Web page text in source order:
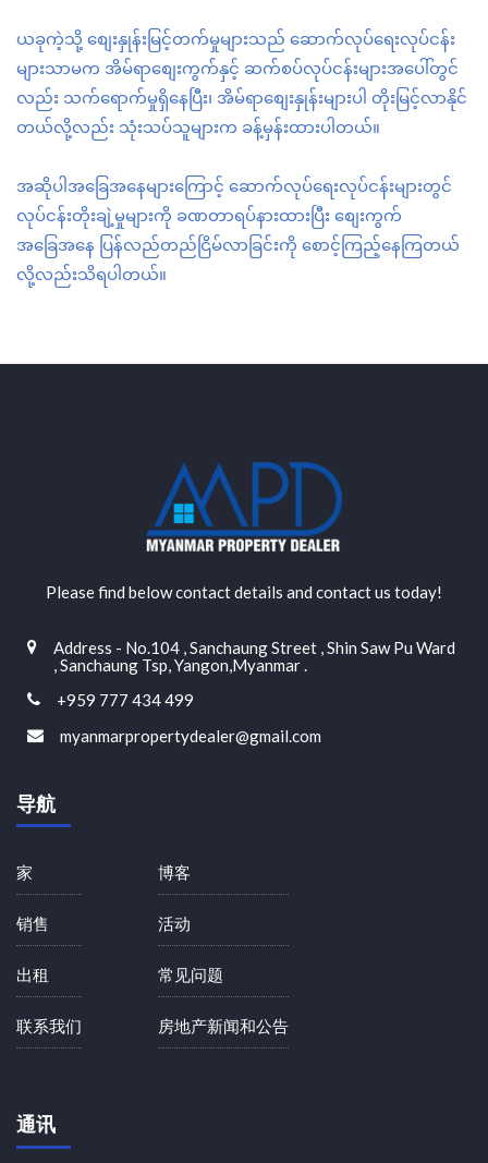
ယခုကဲ့သို့ စျေးနှုန်းမြင့်တက်မှုများသည် ဆောက်လုပ်ရေးလုပ်ငန်း
များသာမက အိမ်ရာစျေးကွက်နှင့် ဆက်စပ်လုပ်ငန်းများအပေါ်တွင်
လည်း သက်ရောက်မှုရှိနေပြီး၊ အိမ်ရာစျေးနှုန်းများပါ တိုးမြင့်လာနိုင်
တယ်လို့လည်း သုံးသပ်သူများက ခန့်မှန်းထားပါတယ်။
အဆိုပါအခြေအနေများကြောင့် ဆောက်လုပ်ရေးလုပ်ငန်းများတွင်
လုပ်ငန်းတိုးချဲ့မှုများကို ခဏတာရပ်နားထားပြီး စျေးကွက်
အခြေအနေ ပြန်လည်တည်ငြိမ်လာခြင်းကို စောင့်ကြည့်နေကြတယ်
လို့လည်းသိရပါတယ်။
Please find below contact details and contact us today!
Address - No.104 , Sanchaung Street , Shin Saw Pu Ward
, Sanchaung Tsp, Yangon,Myanmar .
+959 777 434 499
myanmarpropertydealer@gmail.com
导航
家
销售
出租
联系我们
博客
活动
常见问题
房地产新闻和公告
通讯